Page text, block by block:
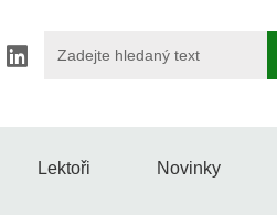
Lektoři Novinky